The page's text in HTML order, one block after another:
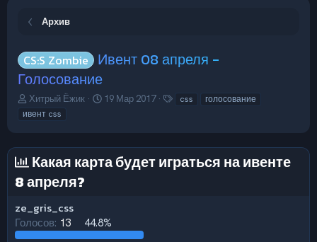
Архив
CS:S Zombie
Ивент 08 апреля -
Голосование
А
в
т
р
м
Хитрый Ёжик
Д
н
а
19 Мар 2017
Т css
голосование
ивент css
Какая карта будет играться на ивенте
8 апреля?
ze_gris_css
Голосов: 13 44.8%